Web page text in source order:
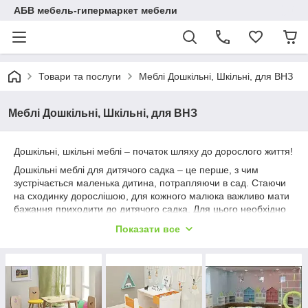
АБВ мебель-гипермаркет мебели
Товари та послуги Меблі Дошкільні, Шкільні, для ВНЗ
Меблі Дошкільні, Шкільні, для ВНЗ
Дошкільні, шкільні меблі – початок шляху до дорослого життя!
Дошкільні меблі для дитячого садка – це перше, з чим
зустрічається маленька дитина, потрапляючи в сад. Стаючи
на сходинку дорослішою, для кожного малюка важливо мати
бажання приходити до дитячого садка. Для цього необхідно
можуть бути прості меблі, але прикрашені наклейками супер-
красивішими виглядати і вашому чаду обов'язково захочеться
прийти туди знову.
Показати все